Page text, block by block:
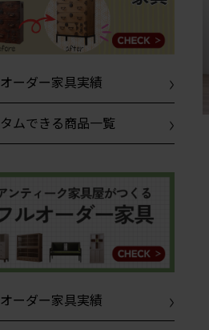
ーダー家具実績
ムできる商品一覧
ーダー家具実績